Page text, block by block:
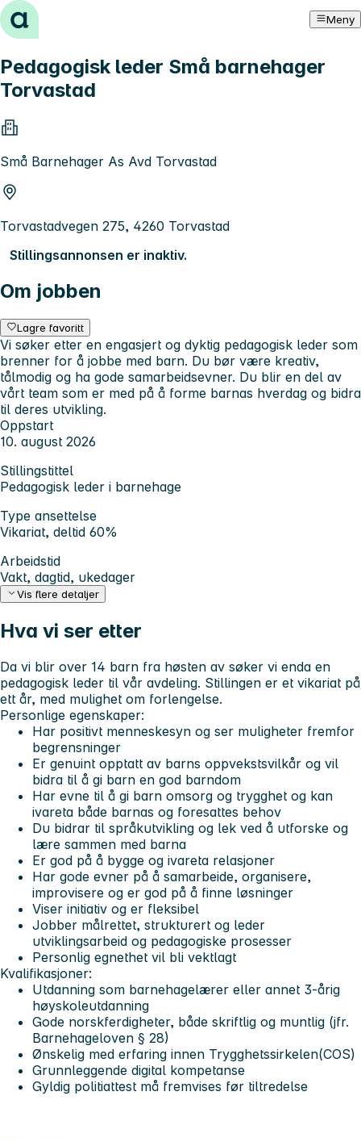
Hopp til innhold Meny
Pedagogisk leder Små barnehager
Torvastad
Små Barnehager As Avd Torvastad
Torvastadvegen 275, 4260 Torvastad
Stillingsannonsen er inaktiv.
Om jobben
Lagre favoritt
Vi søker etter en engasjert og dyktig pedagogisk leder som
brenner for å jobbe med barn. Du bør være kreativ,
tålmodig og ha gode samarbeidsevner. Du blir en del av
vårt team som er med på å forme barnas hverdag og bidra
til deres utvikling.
Oppstart
10. august 2026
Stillingstittel
Pedagogisk leder i barnehage
Type ansettelse
Vikariat, deltid 60%
Arbeidstid
Vakt, dagtid, ukedager
Vis flere detaljer
Hva vi ser etter
Da vi blir over 14 barn fra høsten av søker vi enda en
pedagogisk leder til vår avdeling. Stillingen er et vikariat på
ett år, med mulighet om forlengelse.
Personlige egenskaper:
Har positivt menneskesyn og ser muligheter fremfor
begrensninger
Er genuint opptatt av barns oppvekstsvilkår og vil
bidra til å gi barn en god barndom
Har evne til å gi barn omsorg og trygghet og kan
ivareta både barnas og foresattes behov
Du bidrar til språkutvikling og lek ved å utforske og
lære sammen med barna
Er god på å bygge og ivareta relasjoner
Har gode evner på å samarbeide, organisere,
improvisere og er god på å finne løsninger
Viser initiativ og er fleksibel
Jobber målrettet, strukturert og leder
utviklingsarbeid og pedagogiske prosesser
Personlig egnethet vil bli vektlagt
Kvalifikasjoner:
Utdanning som barnehagelærer eller annet 3-årig
høyskoleutdanning
Gode norskferdigheter, både skriftlig og muntlig (jfr.
Barnehageloven § 28)
Ønskelig med erfaring innen Trygghetssirkelen(COS)
Grunnleggende digital kompetanse
Gyldig politiattest må fremvises før tiltredelse